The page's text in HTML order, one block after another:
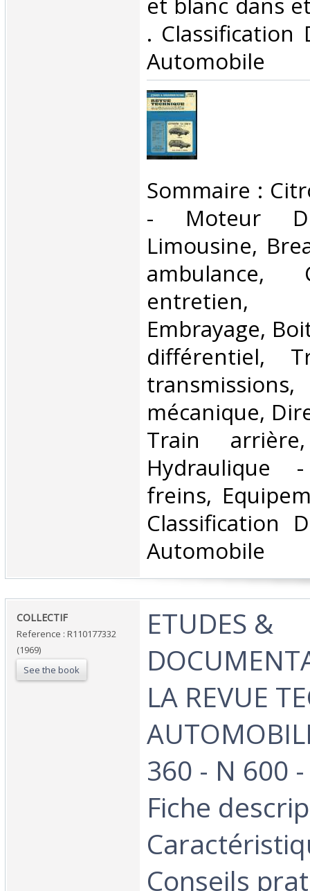
. Classification
Automobile‎
‎Sommaire :
- Moteur
Limousine,
ambulance,
Embrayage,
différentiel,
mécanique,
Train
Hydraulique
freins,
Classification
Automobile‎
‎COLLECTIF‎
Reference : R110177332
(1969)
See the book
‎ETUDES &
LA REVUE
360 - N 600
Fiche
Conseils